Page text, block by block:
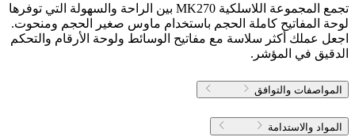
تجمع المجموعة اللاسلكية MK270 بين الراحة والسهولة التي توفرها
لوحة المفاتيح كاملة الحجم باستخدام ماوس صغير الحجم ومنحوت.
اجعل عملك أكثر سلاسة مع مفاتيح الوسائط ولوحة الأرقام والتحكم
الدقيق في المؤشر.
المواصفات والتوافق
المواد والاستدامة